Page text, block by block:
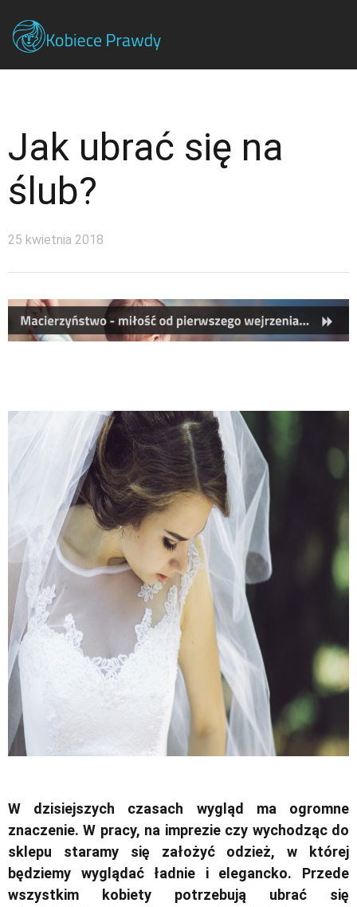
Jak ubrać się na
ślub?
25 kwietnia 2018
W dzisiejszych czasach wygląd ma ogromne
znaczenie. W pracy, na imprezie czy wychodząc do
sklepu staramy się założyć odzież, w której
będziemy wyglądać ładnie i elegancko. Przede
wszystkim kobiety potrzebują ubrać się